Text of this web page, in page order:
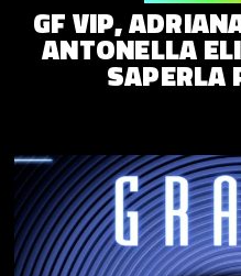
GF VIP,
ANTONELLA
SAPERLA